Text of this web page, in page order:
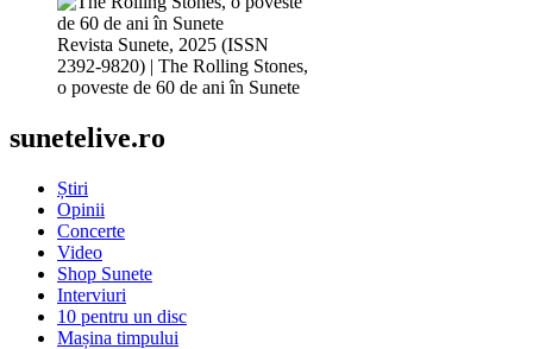
Revista Sunete, 2025 (ISSN
2392-9820) | The Rolling Stones,
o poveste de 60 de ani în Sunete
sunetelive.ro
Știri
Opinii
Concerte
Video
Shop Sunete
Interviuri
10 pentru un disc
Mașina timpului